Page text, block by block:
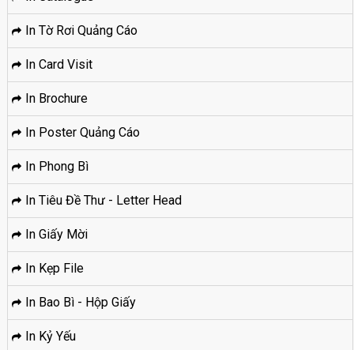
In Tờ Rơi Quảng Cáo
In Card Visit
In Brochure
In Poster Quảng Cáo
In Phong Bì
In Tiêu Đề Thư - Letter Head
In Giấy Mời
In Kẹp File
In Bao Bì - Hộp Giấy
In Kỷ Yếu